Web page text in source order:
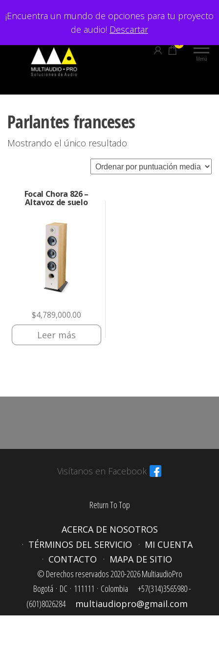
al¡Encuentra un mundo de opciones para tu proyecto
de audio! Descartar
Menú
0
Parlantes franceses
Mostrando el único resultado
Focal Chora 826 –
Altavoz de suelo
$4,789,000.00
Leer más
Visítanos en Facebook
Return To Top
ACERCA DE NOSOTROS
TÉRMINOS DEL SERVICIO
MI CUENTA
CONTACTO
MAPA DE SITIO
© Derechos reservados 2020-2026 MultiaudioPro
Bogotá · DC · 111111 · Colombia
+57(314)3565980 -
(601)8026284
multiaudiopro@gmail.com